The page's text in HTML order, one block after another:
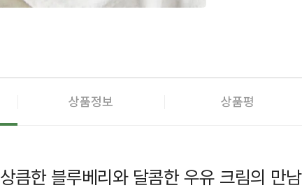
상품정보 상품평
상큼한 블루베리와 달콤한 우유 크림의 만남